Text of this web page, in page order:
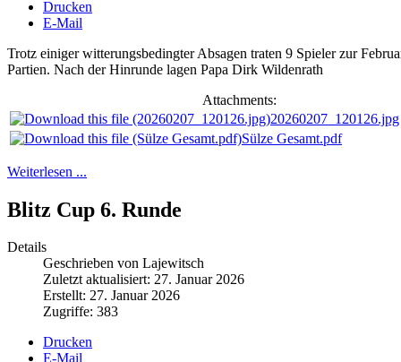
Drucken
E-Mail
Trotz einiger witterungsbedingter Absagen traten 9 Spieler zur
Partien. Nach der Hinrunde lagen Papa Dirk Wildenrath
Attachments:
20260207_120126.jpg
Sülze Gesamt.pdf
Weiterlesen ...
Blitz Cup 6. Runde
Details
Geschrieben von Lajewitsch
Zuletzt aktualisiert: 27. Januar 2026
Erstellt: 27. Januar 2026
Zugriffe: 383
Drucken
E-Mail